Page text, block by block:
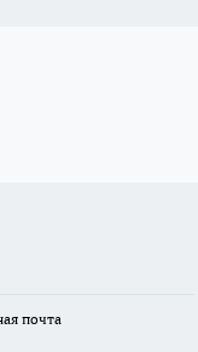
почта